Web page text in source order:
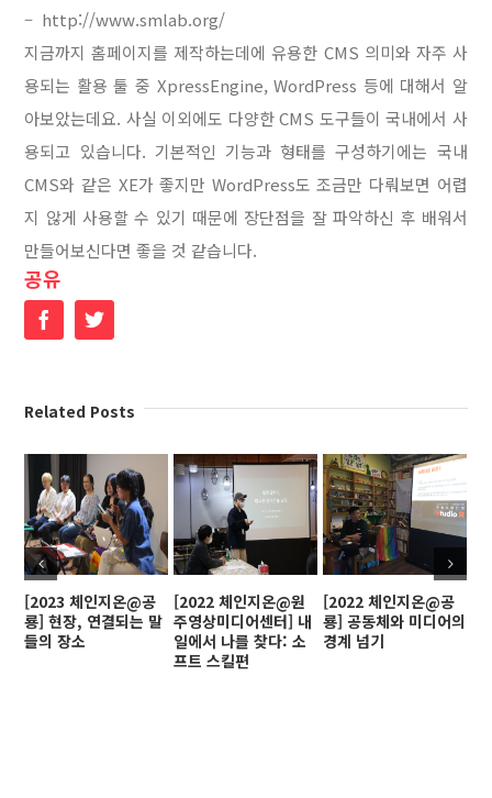
– http://www.smlab.org/
지금까지 홈페이지를 제작하는데에 유용한 CMS 의미와 자주 사
용되는 활용 툴 중 XpressEngine, WordPress 등에 대해서 알
아보았는데요. 사실 이외에도 다양한 CMS 도구들이 국내에서 사
용되고 있습니다. 기본적인 기능과 형태를 구성하기에는 국내
CMS와 같은 XE가 좋지만 WordPress도 조금만 다뤄보면 어렵
지 않게 사용할 수 있기 때문에 장단점을 잘 파악하신 후 배워서
만들어보신다면 좋을 것 같습니다.
공유
FacebookTwitter
Related Posts
[2023 체인지온@공
룡] 현장, 연결되는 말
들의 장소
[2022 체인지온@원
주영상미디어센터] 내
일에서 나를 찾다: 소
프트 스킬편
[2022 체인지온@공
룡] 공동체와 미디어의
경계 넘기